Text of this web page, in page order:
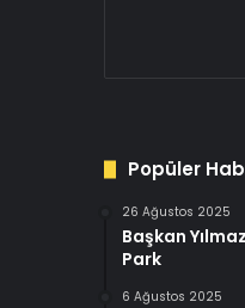
Popüler
26 Ağustos 2025
Başkan
Park
6 Ağustos 2025